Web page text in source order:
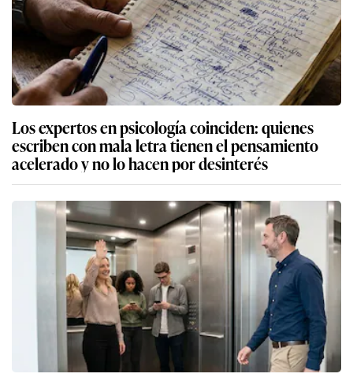
Los expertos en psicología coinciden: quienes
escriben con mala letra tienen el pensamiento
acelerado y no lo hacen por desinterés